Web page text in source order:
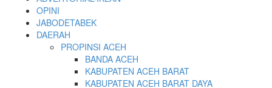
OPINI
JABODETABEK
DAERAH
PROPINSI ACEH
BANDA ACEH
KABUPATEN ACEH BARAT
KABUPATEN ACEH BARAT DAYA